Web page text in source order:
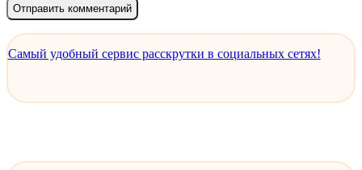
Самый удобный сервис расскрутки в социальных сетях!